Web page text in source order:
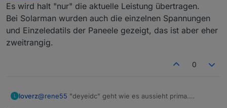
Es wird halt "nur" die aktuelle Leistung übertragen.
Bei Solarman wurden auch die einzelnen Spannungen
und Einzeledatils der Paneele gezeigt, das ist aber eher
zweitrangig.
0
L loverz@rene55 "deyeidc" geht wie es aussieht prima.